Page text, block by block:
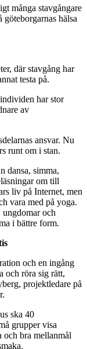
många stavgångare
hälsa
där stavgång har
testa på.
har stor
av
ansvar. Nu
runt om i stan.
dansa, simma,
om till
liv på Internet, men
vara med på yoga.
ungdomar och
i bättre form.
och en ingång
och röra sig rätt,
projektledare på
ska 40
grupper visa
och bra mellanmål